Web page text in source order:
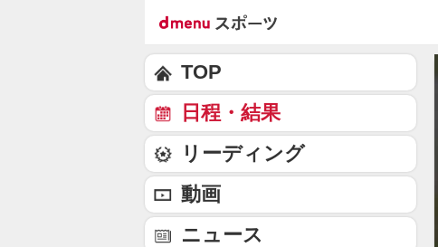
TOP
日程・結果
リーディング
動画
ニュース